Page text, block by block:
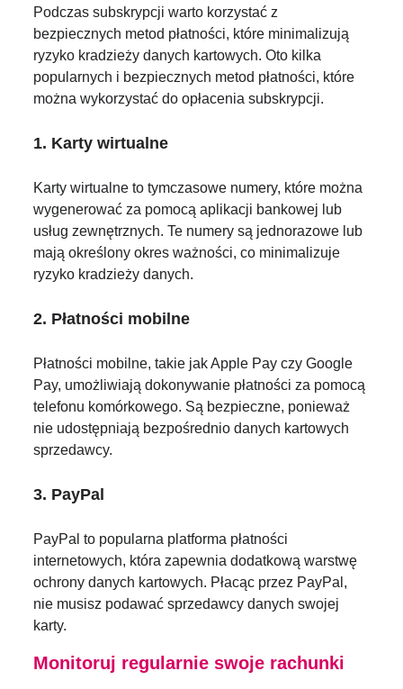
Podczas subskrypcji warto korzystać z
bezpiecznych metod płatności, które minimalizują
ryzyko kradzieży danych kartowych. Oto kilka
popularnych i bezpiecznych metod płatności, które
można wykorzystać do opłacenia subskrypcji.
1. Karty wirtualne
Karty wirtualne to tymczasowe numery, które można
wygenerować za pomocą aplikacji bankowej lub
usług zewnętrznych. Te numery są jednorazowe lub
mają określony okres ważności, co minimalizuje
ryzyko kradzieży danych.
2. Płatności mobilne
Płatności mobilne, takie jak Apple Pay czy Google
Pay, umożliwiają dokonywanie płatności za pomocą
telefonu komórkowego. Są bezpieczne, ponieważ
nie udostępniają bezpośrednio danych kartowych
sprzedawcy.
3. PayPal
PayPal to popularna platforma płatności
internetowych, która zapewnia dodatkową warstwę
ochrony danych kartowych. Płacąc przez PayPal,
nie musisz podawać sprzedawcy danych swojej
karty.
Monitoruj regularnie swoje rachunki